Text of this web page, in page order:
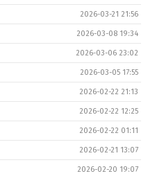
2026-03-21 21:56
2026-03-08 19:34
2026-03-06 23:02
2026-03-05 17:55
2026-02-22 21:13
2026-02-22 12:25
2026-02-22 01:11
2026-02-21 13:07
2026-02-20 19:07